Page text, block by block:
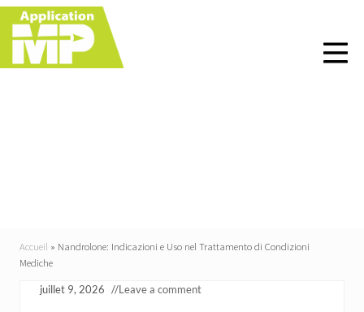
Menu
Skip
right
header
Skip
main
content
Skip
primary
sidebar
Skip
footer
Accueil » Nandrolone: Indicazioni e Uso nel Trattamento di Condizioni
Mediche
juillet 9, 2026 //Leave a comment